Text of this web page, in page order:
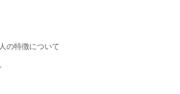
の特徴について